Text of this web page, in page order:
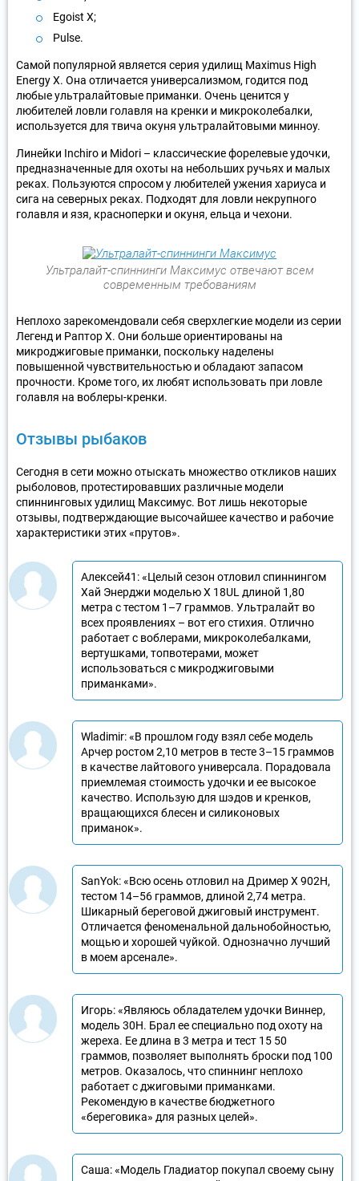
Egoist X;
Pulse.
Самой популярной является серия удилищ Maximus High
Energy X. Она отличается универсализмом, годится под
любые ультралайтовые приманки. Очень ценится у
любителей ловли голавля на кренки и микроколебалки,
используется для твича окуня ультралайтовыми минноу.
Линейки Inchiro и Midori – классические форелевые удочки,
предназначенные для охоты на небольших ручьях и малых
реках. Пользуются спросом у любителей ужения хариуса и
сига на северных реках. Подходят для ловли некрупного
голавля и язя, красноперки и окуня, ельца и чехони.
Ультралайт-спиннинги Максимус отвечают всем
современным требованиям
Неплохо зарекомендовали себя сверхлегкие модели из серии
Легенд и Раптор Х. Они больше ориентированы на
микроджиговые приманки, поскольку наделены
повышенной чувствительностью и обладают запасом
прочности. Кроме того, их любят использовать при ловле
голавля на воблеры-кренки.
Отзывы рыбаков
Сегодня в сети можно отыскать множество откликов наших
рыболовов, протестировавших различные модели
спиннинговых удилищ Максимус. Вот лишь некоторые
отзывы, подтверждающие высочайшее качество и рабочие
характеристики этих «прутов».
Алексей41: «Целый сезон отловил спиннингом
Хай Энерджи моделью X 18UL длиной 1,80
метра с тестом 1–7 граммов. Ультралайт во
всех проявлениях – вот его стихия. Отлично
работает с воблерами, микроколебалками,
вертушками, топвотерами, может
использоваться с микроджиговыми
приманками».
Wladimir: «В прошлом году взял себе модель
Арчер ростом 2,10 метров в тесте 3–15 граммов
в качестве лайтового универсала. Порадовала
приемлемая стоимость удочки и ее высокое
качество. Использую для шэдов и кренков,
вращающихся блесен и силиконовых
приманок».
SanYok: «Всю осень отловил на Дример X 902H,
тестом 14–56 граммов, длиной 2,74 метра.
Шикарный береговой джиговый инструмент.
Отличается феноменальной дальнобойностью,
мощью и хорошей чуйкой. Однозначно лучший
в моем арсенале».
Игорь: «Являюсь обладателем удочки Виннер,
модель 30Н. Брал ее специально под охоту на
жереха. Ее длина в 3 метра и тест 15 50
граммов, позволяет выполнять броски под 100
метров. Оказалось, что спиннинг неплохо
работает с джиговыми приманками.
Рекомендую в качестве бюджетного
«береговика» для разных целей».
Саша: «Модель Гладиатор покупал своему сыну